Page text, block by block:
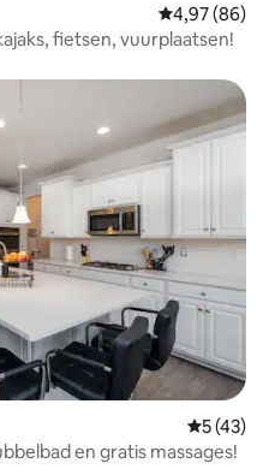
Gemiddelde
4,97 (86)
fietsen, vuurplaatsen!
5 (43)
en gratis massages!